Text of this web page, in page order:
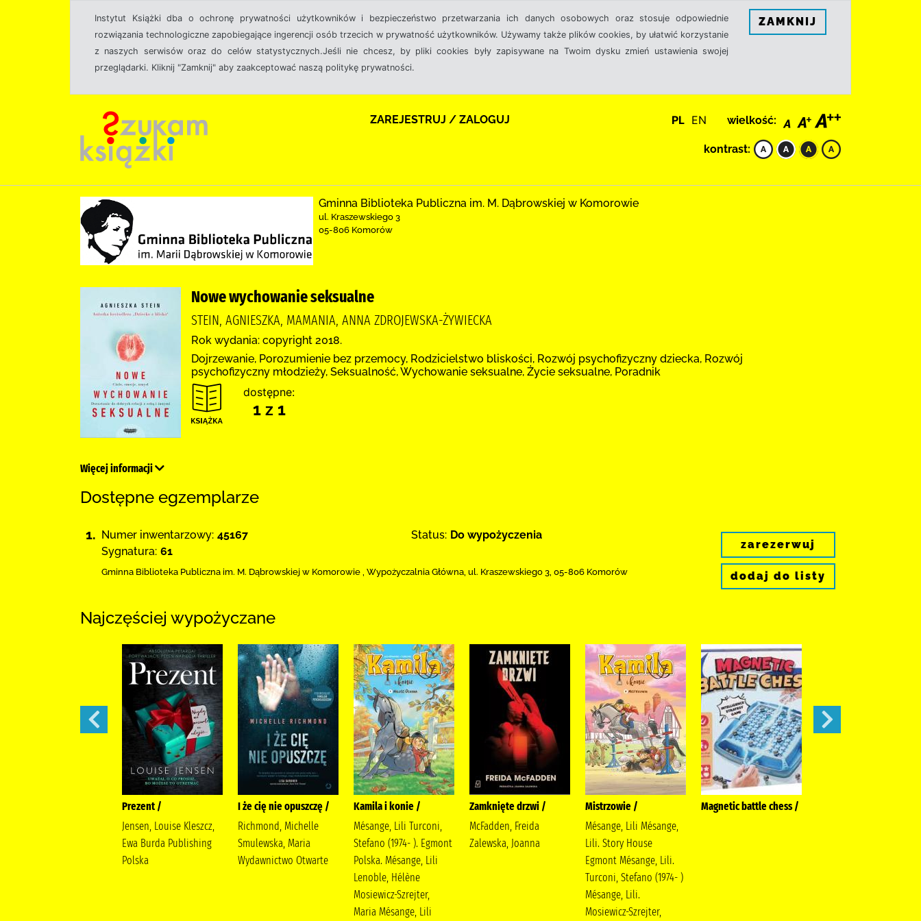
Instytut Książki dba o ochronę prywatności użytkowników i bezpieczeństwo przetwarzania ich danych osobowych oraz stosuje odpowiednie
rozwiązania technologiczne zapobiegające ingerencji osób trzecich w prywatność użytkowników. Używamy także plików cookies, by ułatwić korzystanie
z naszych serwisów oraz do celów statystycznych.Jeśli nie chcesz, by pliki cookies były zapisywane na Twoim dysku zmień ustawienia swojej
przeglądarki. Kliknij "Zamknij" aby zaakceptować naszą politykę prywatności.
ZAMKNIJ
ZAREJESTRUJ / ZALOGUJ PL EN wielkość:
kontrast:
Gminna Biblioteka Publiczna im. M. Dąbrowskiej w Komorowie
ul. Kraszewskiego 3
05-806 Komorów
Nowe wychowanie seksualne
STEIN, AGNIESZKA, MAMANIA, ANNA ZDROJEWSKA-ŻYWIECKA
Rok wydania: copyright 2018.
Dojrzewanie, Porozumienie bez przemocy, Rodzicielstwo bliskości, Rozwój psychofizyczny dziecka, Rozwój
psychofizyczny młodzieży, Seksualność, Wychowanie seksualne, Życie seksualne, Poradnik
dostępne:
1 z 1
Więcej informacji
Dostępne egzemplarze
1. Numer inwentarzowy: 45167
Sygnatura: 61
Status: Do wypożyczenia
Gminna Biblioteka Publiczna im. M. Dąbrowskiej w Komorowie , Wypożyczalnia Główna, ul. Kraszewskiego 3, 05-806 Komorów
zarezerwuj
dodaj do listy
Najczęściej wypożyczane
Prezent /
Jensen, Louise Kleszcz,
Ewa Burda Publishing
Polska
I że cię nie opuszczę /
Richmond, Michelle
Smulewska, Maria
Wydawnictwo Otwarte
Kamila i konie /
Mésange, Lili Turconi,
Stefano (1974- ). Egmont
Polska. Mésange, Lili
Lenoble, Hélène
Mosiewicz-Szrejter,
Maria Mésange, Lili
Zamknięte drzwi /
McFadden, Freida
Zalewska, Joanna
Mistrzowie /
Mésange, Lili Mésange,
Lili. Story House
Egmont Mésange, Lili.
Turconi, Stefano (1974- )
Mésange, Lili.
Mosiewicz-Szrejter,
Magnetic battle chess /